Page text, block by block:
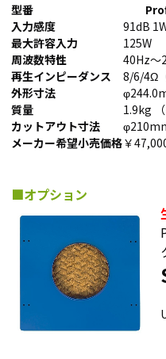
型番
入力感度
91dB
最大許容入力
125W
周波数特性
40Hz～
再生インピーダンス
8/6/4Ω
外形寸法
質量
1.9kg （
カットアウト寸法
メーカー希望小売価格￥
■オプション